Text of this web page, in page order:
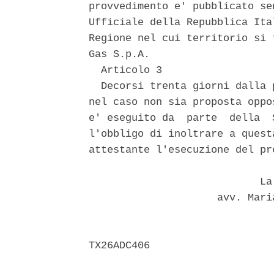
provvedimento e' pubblicato
Ufficiale della Repubblica
Regione nel cui territorio si
Gas S.p.A.
  Articolo 3
Decorsi trenta giorni dalla
nel caso non sia proposta
e' eseguito da  parte  della
l'obbligo di inoltrare a questa
attestante l'esecuzione del
avv.